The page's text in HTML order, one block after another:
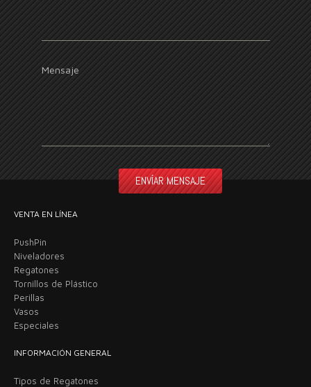
Mensaje
VENTA EN LÍNEA
PushPin
Niveladores
Regatones
Tornillos de Plástico
Perillas
Vasos
Especiales
INFORMACIÓN GENERAL
Tipos de Regatones